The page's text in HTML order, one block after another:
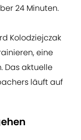
24 Minuten.
Kolodziejczak
eine
Das aktuelle
läuft auf